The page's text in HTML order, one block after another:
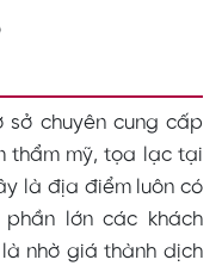
chuyên cung cấp
thẩm mỹ, tọa lạc tại
là địa điểm luôn có
phần lớn các khách
nhờ giá thành dịch